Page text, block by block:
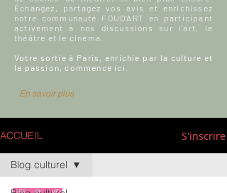
Échangez, partagez vos avis et enrichissez
notre communauté FOUD'ART en participant
activement à nos discussions sur l’art, le
théâtre et le cinéma.
Votre sortie à Paris, enrichie par la culture et
la passion, commence ici.
En savoir plus
ACCUEIL S'inscrire
Blog culturel